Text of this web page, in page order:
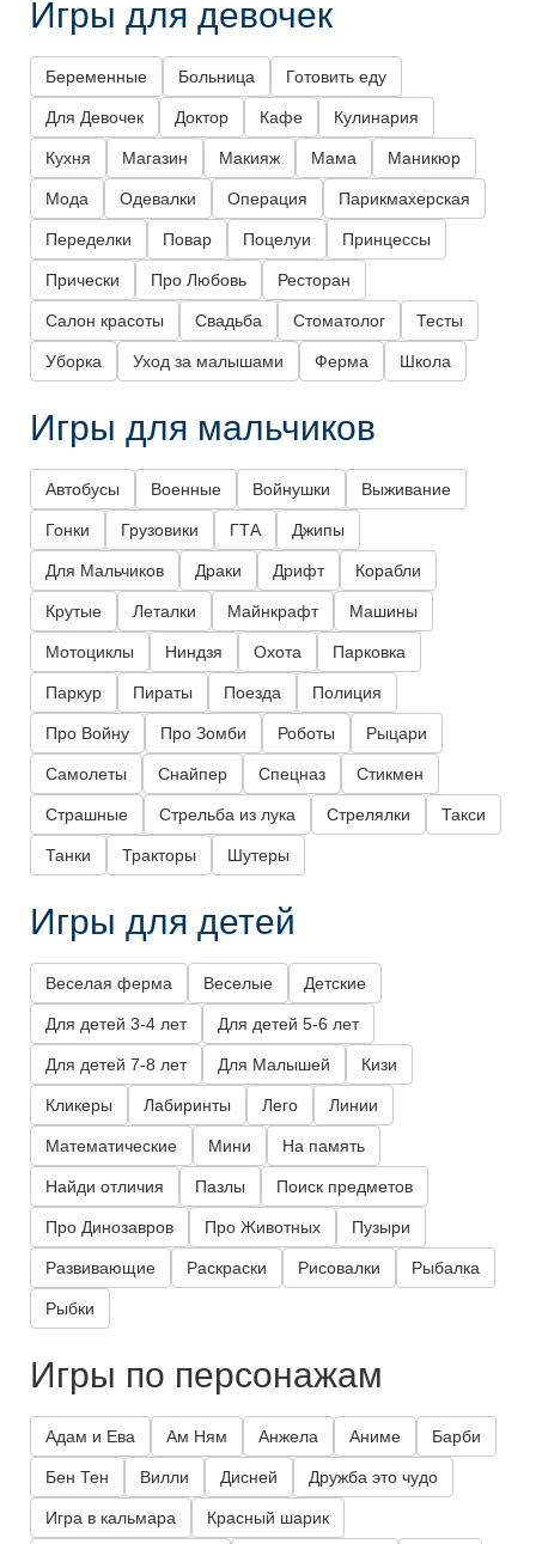
Игры для девочек
Беременные Больница Готовить еду
Для Девочек Доктор Кафе Кулинария
Кухня Магазин Макияж Мама Маникюр
Мода Одевалки Операция Парикмахерская
Переделки Повар Поцелуи Принцессы
Прически Про Любовь Ресторан
Салон красоты Свадьба Стоматолог Тесты
Уборка Уход за малышами Ферма Школа
Игры для мальчиков
Автобусы Военные Войнушки Выживание
Гонки Грузовики ГТА Джипы
Для Мальчиков Драки Дрифт Корабли
Крутые Леталки Майнкрафт Машины
Мотоциклы Ниндзя Охота Парковка
Паркур Пираты Поезда Полиция
Про Войну Про Зомби Роботы Рыцари
Самолеты Снайпер Спецназ Стикмен
Страшные Стрельба из лука Стрелялки Такси
Танки Тракторы Шутеры
Игры для детей
Веселая ферма Веселые Детские
Для детей 3-4 лет Для детей 5-6 лет
Для детей 7-8 лет Для Малышей Кизи
Кликеры Лабиринты Лего Линии
Математические Мини На память
Найди отличия Пазлы Поиск предметов
Про Динозавров Про Животных Пузыри
Развивающие Раскраски Рисовалки Рыбалка
Рыбки
Игры по персонажам
Адам и Ева Ам Ням Анжела Аниме Барби
Бен Тен Вилли Дисней Дружба это чудо
Игра в кальмара Красный шарик